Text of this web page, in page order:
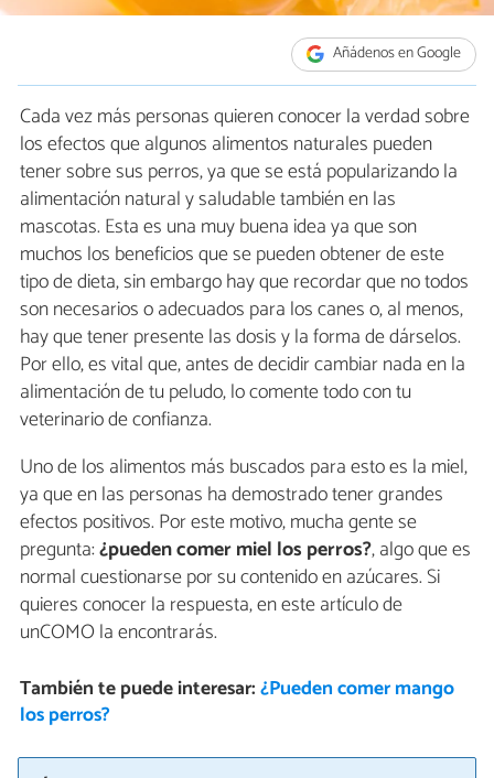
Añádenos en Google
Cada vez más personas quieren conocer la verdad sobre
los efectos que algunos alimentos naturales pueden
tener sobre sus perros, ya que se está popularizando la
alimentación natural y saludable también en las
mascotas. Esta es una muy buena idea ya que son
muchos los beneficios que se pueden obtener de este
tipo de dieta, sin embargo hay que recordar que no todos
son necesarios o adecuados para los canes o, al menos,
hay que tener presente las dosis y la forma de dárselos.
Por ello, es vital que, antes de decidir cambiar nada en la
alimentación de tu peludo, lo comente todo con tu
veterinario de confianza.
Uno de los alimentos más buscados para esto es la miel,
ya que en las personas ha demostrado tener grandes
efectos positivos. Por este motivo, mucha gente se
pregunta:¿pueden comer miel los perros?, algo que es
normal cuestionarse por su contenido en azúcares. Si
quieres conocer la respuesta, en este artículo de
unCOMO la encontrarás.
También te puede interesar:¿Pueden comer mango
los perros?